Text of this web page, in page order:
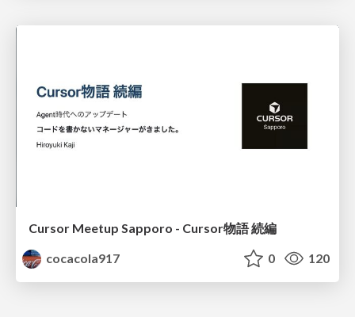
Cursor Meetup Sapporo - Cursor物語 続編
cocacola917
0 120